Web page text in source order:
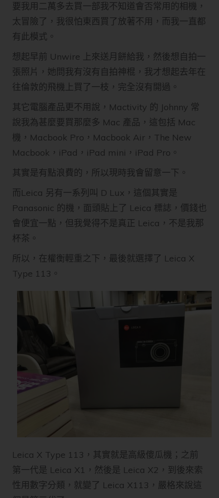
要我用二萬多去買一部我不知道會否常用的相機，
太冒險了，我很怕東西買了放著不用，而我一直都
有此模式。
想起早前 Unwire 上來送月餅給我，然後想自拍一
張照片，她問我有沒有自拍神棍，我才想起去年在
往倫敦的飛機上買了一枝，完全沒有開過。
其它電腦產品更不用說，Mactivity 的 Johnny 常
說我為甚麼要買那麼多 Mac 產品，這包括 Mac
機，Macbook Pro，Macbook Air，The New
Macbook，iPad，iPad mini，iPad Pro。
其實是有點浪費的，所以現時我會留意一下。
而Leica 另有一系列叫 D Lux，這個其實是
Panasonic 的機，面頭貼上了 Leica 標誌，價錢也
會便宜一點，但我覺得不是真正 Leica，不是我那
杯茶。
所以，在權衡輕重之下，最後就選擇了 Leica X
Type 113。
Leica X Type 113，其實就是高級傻瓜機；之前
第一代是 Leica X1，然後是 Leica X2，到後來索
性用數字分類，就變了 Leica X113，嚴格來說這